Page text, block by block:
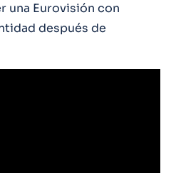
una Eurovisión con
después de